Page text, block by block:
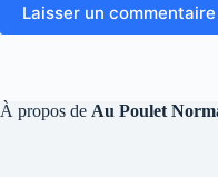
Laisser un commentaire
À propos de Au Poulet